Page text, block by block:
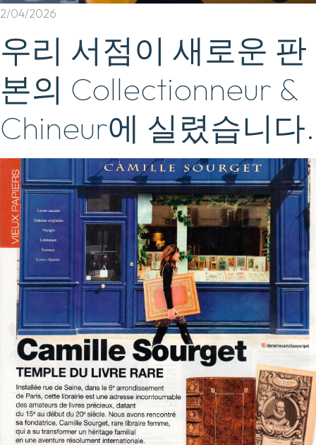
2/04/2026
우리 서점이 새로운 판
본의 Collectionneur &
Chineur에 실렸습니다.